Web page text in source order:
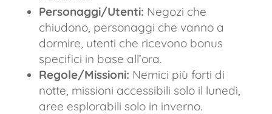
Personaggi/Utenti: Negozi che
chiudono, personaggi che vanno a
dormire, utenti che ricevono bonus
specifici in base all’ora.
Regole/Missioni: Nemici più forti di
notte, missioni accessibili solo il lunedì,
aree esplorabili solo in inverno.